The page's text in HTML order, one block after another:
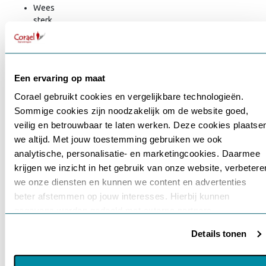
Een ervaring op maat
Corael gebruikt cookies en vergelijkbare technologieën.
Sommige cookies zijn noodzakelijk om de website goed,
veilig en betrouwbaar te laten werken. Deze cookies
we altijd. Met jouw toestemming gebruiken we ook
analytische, personalisatie- en marketingcookies. Daarmee
krijgen we inzicht in het gebruik van onze website,
we onze diensten en kunnen we content en advertenties
beter afstemmen op jouw interesses. Hierbij kunnen
Klik op ‘OK’ om alle cookies te accepteren. Kies ‘Alleen
noodzakelijk’ om alleen noodzakelijke cookies toe te staan.
Details tonen
Wees
sterk
(WS)
Doe
je
best
(DJB)
Maak
voort
of
Schiet
op
(MV)
Gebruikersnaam of e-mailadres *
Wachtwoord*
Login